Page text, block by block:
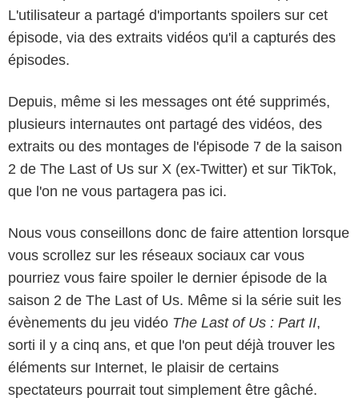
L'utilisateur a partagé d'importants spoilers sur cet
épisode, via des extraits vidéos qu'il a capturés des
épisodes.
Depuis, même si les messages ont été supprimés,
plusieurs internautes ont partagé des vidéos, des
extraits ou des montages de l'épisode 7 de la saison
2 de The Last of Us sur X (ex-Twitter) et sur TikTok,
que l'on ne vous partagera pas ici.
Nous vous conseillons donc de faire attention lorsque
vous scrollez sur les réseaux sociaux car vous
pourriez vous faire spoiler le dernier épisode de la
saison 2 de The Last of Us. Même si la série suit les
évènements du jeu vidéo The Last of Us : Part II,
sorti il y a cinq ans, et que l'on peut déjà trouver les
éléments sur Internet, le plaisir de certains
spectateurs pourrait tout simplement être gâché.